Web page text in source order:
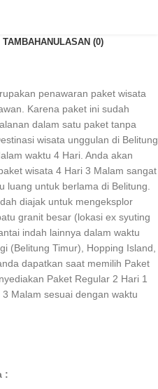
TAMBAHANULASAN (0)
penawaran paket wisata
Karena paket ini sudah
dalam satu paket tanpa
wisata unggulan di Belitung
waktu 4 Hari. Anda akan
wisata 4 Hari 3 Malam sangat
luang untuk berlama di Belitung.
diajak untuk mengeksplor
granit besar (lokasi ex syuting
indah lainnya dalam waktu
(Belitung Timur), Hopping Island,
dapatkan saat memilih Paket
Paket Regular 2 Hari 1
Malam sesuai dengan waktu
: